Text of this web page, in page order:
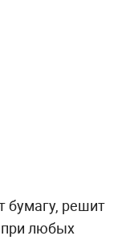
бумагу, решит
при любых